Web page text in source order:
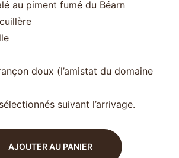
au piment fumé du Béarn
doux (l’amistat du domaine
suivant l’arrivage.
AJOUTER AU PANIER